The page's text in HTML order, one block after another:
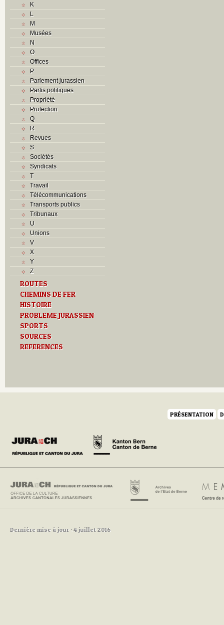
K
L
M
Musées
N
O
Offices
P
Parlement jurassien
Partis politiques
Propriété
Protection
Q
R
Revues
S
Sociétés
Syndicats
T
Travail
Télécommunications
Transports publics
Tribunaux
U
Unions
V
X
Y
Z
ROUTES
CHEMINS DE FER
HISTOIRE
PROBLEME JURASSIEN
SPORTS
SOURCES
REFERENCES
PRÉSENTATION
Dernière mise à jour : 4 juillet 2016